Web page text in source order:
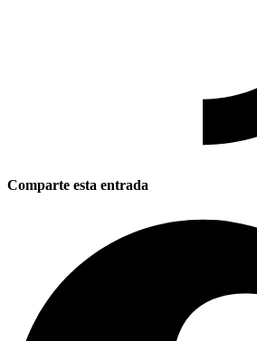
Comparte esta entrada